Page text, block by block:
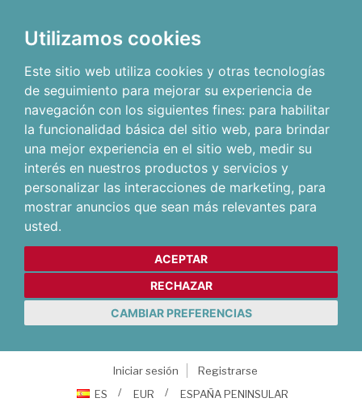
Utilizamos cookies
Este sitio web utiliza cookies y otras tecnologías
de seguimiento para mejorar su experiencia de
navegación con los siguientes fines: para habilitar
la funcionalidad básica del sitio web, para brindar
una mejor experiencia en el sitio web, medir su
interés en nuestros productos y servicios y
personalizar las interacciones de marketing, para
mostrar anuncios que sean más relevantes para
usted.
ACEPTAR
RECHAZAR
CAMBIAR PREFERENCIAS
Iniciar sesión
Registrarse
ES
EUR ESPAÑA PENINSULAR